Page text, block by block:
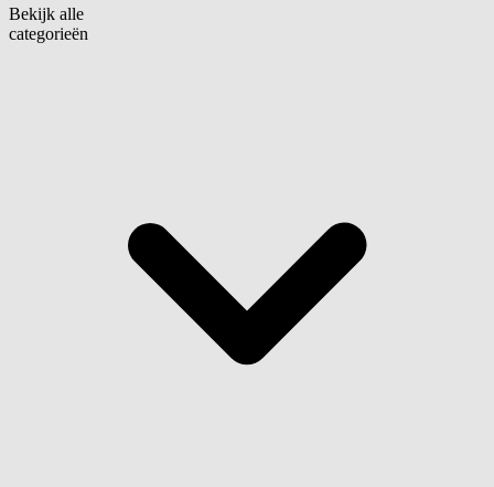
Bekijk alle
categorieën